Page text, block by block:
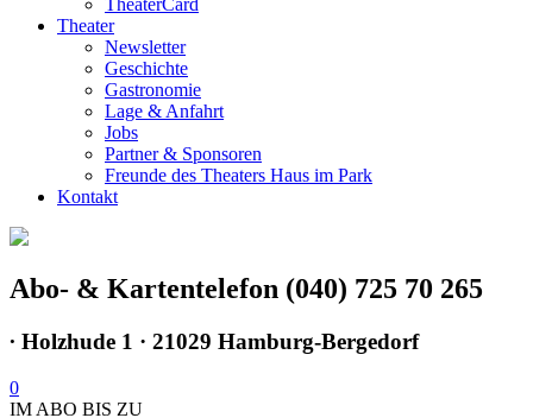
Theater
Newsletter
Geschichte
Gastronomie
Lage & Anfahrt
Jobs
Partner & Sponsoren
Freunde des Theaters Haus im Park
Kontakt
Abo- & Kartentelefon (040) 725 70 265
∙ Holzhude 1 · 21029 Hamburg-Bergedorf
0
IM ABO BIS ZU